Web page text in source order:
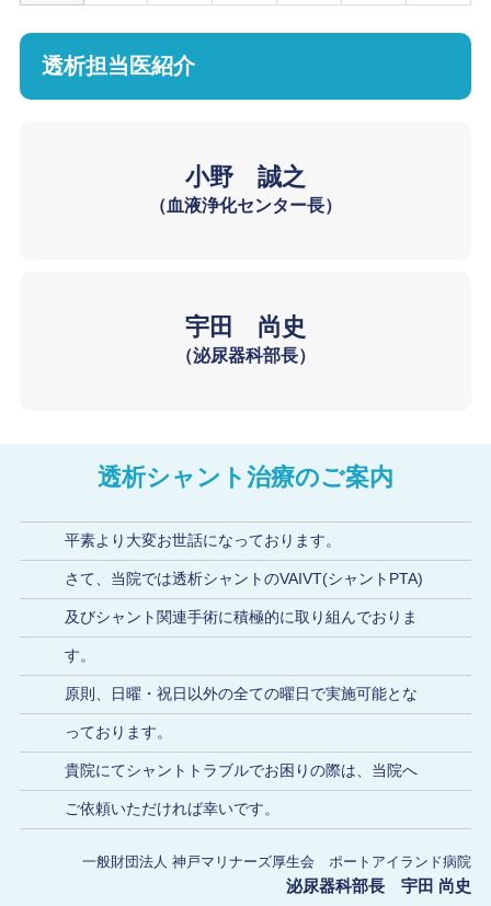
透析担当医紹介
小野 誠之
（血液浄化センター長）
宇田 尚史
（泌尿器科部長）
透析シャント治療のご案内
平素より大変お世話になっております。
さて、当院では透析シャントのVAIVT(シャントPTA)
及びシャント関連手術に積極的に取り組んでおりま
す。
原則、日曜・祝日以外の全ての曜日で実施可能とな
っております。
貴院にてシャントトラブルでお困りの際は、当院へ
ご依頼いただければ幸いです。
一般財団法人 神戸マリナーズ厚生会 ポートアイランド病院
泌尿器科部長 宇田 尚史